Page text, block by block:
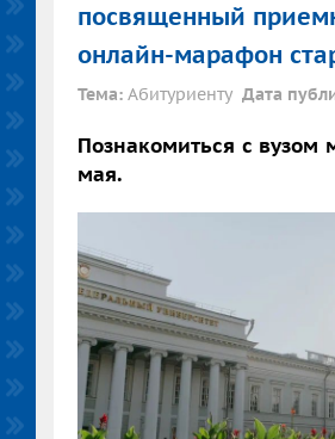
посвященный
онлайн-марафон
Тема: Абитуриенту Дата
Познакомиться с вузом
мая.